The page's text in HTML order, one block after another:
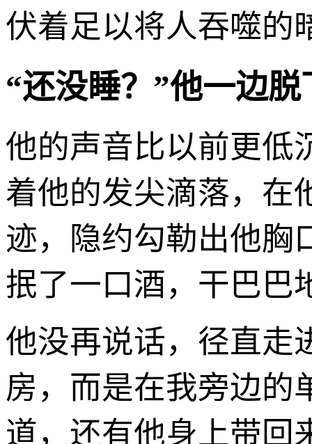
伏着足以将人吞噬的
“还没睡？”他一边
他的声音比以前更低
着他的发尖滴落，在
迹，隐约勾勒出他胸
抿了一口酒，干巴巴
他没再说话，径直走
房，而是在我旁边的
道，还有他身上带回